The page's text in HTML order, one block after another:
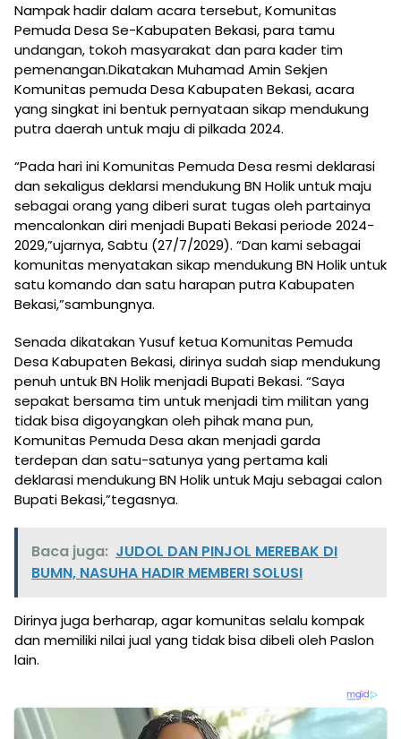
Nampak hadir dalam acara tersebut, Komunitas
Pemuda Desa Se-Kabupaten Bekasi, para tamu
undangan, tokoh masyarakat dan para kader tim
pemenangan.Dikatakan Muhamad Amin Sekjen
Komunitas pemuda Desa Kabupaten Bekasi, acara
yang singkat ini bentuk pernyataan sikap mendukung
putra daerah untuk maju di pilkada 2024.
“Pada hari ini Komunitas Pemuda Desa resmi deklarasi
dan sekaligus deklarsi mendukung BN Holik untuk maju
sebagai orang yang diberi surat tugas oleh partainya
mencalonkan diri menjadi Bupati Bekasi periode 2024-
2029,”ujarnya, Sabtu (27/7/2029). “Dan kami sebagai
komunitas menyatakan sikap mendukung BN Holik untuk
satu komando dan satu harapan putra Kabupaten
Bekasi,”sambungnya.
Senada dikatakan Yusuf ketua Komunitas Pemuda
Desa Kabupaten Bekasi, dirinya sudah siap mendukung
penuh untuk BN Holik menjadi Bupati Bekasi. “Saya
sepakat bersama tim untuk menjadi tim militan yang
tidak bisa digoyangkan oleh pihak mana pun,
Komunitas Pemuda Desa akan menjadi garda
terdepan dan satu-satunya yang pertama kali
deklarasi mendukung BN Holik untuk Maju sebagai calon
Bupati Bekasi,”tegasnya.
Baca juga: JUDOL DAN PINJOL MEREBAK DI
BUMN, NASUHA HADIR MEMBERI SOLUSI
Dirinya juga berharap, agar komunitas selalu kompak
dan memiliki nilai jual yang tidak bisa dibeli oleh Paslon
lain.